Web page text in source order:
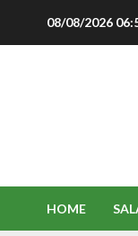
08/08/2026
HOME